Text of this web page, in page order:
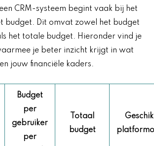
CRM-systeem begint vaak bij het
budget. Dit omvat zowel het budget
het totale budget. Hieronder vind je
je beter inzicht krijgt in wat
jouw financiële kaders.
Budget
per
gebruiker
per
Totaal
budget